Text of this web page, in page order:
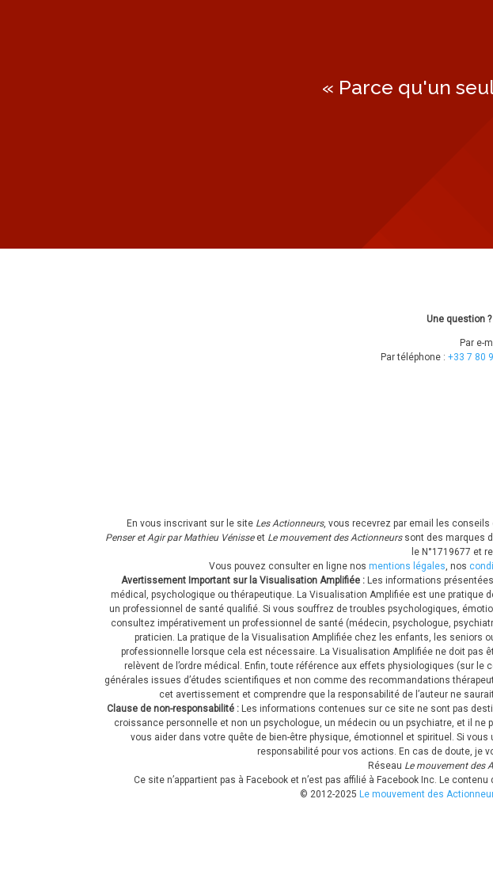
« Parce qu'un
Une question
Par e-
Par téléphone : +33 7 80
En vous inscrivant sur le site Les Actionneurs, vous recevrez par email les
Penser et Agir par Mathieu Vénisse et Le mouvement des Actionneurs sont des marques
le N°1719677 et
Vous pouvez consulter en ligne nos mentions légales, nos
Avertissement Important sur la Visualisation Amplifiée : Les informations
médical, psychologique ou thérapeutique. La Visualisation Amplifiée est une
un professionnel de santé qualifié. Si vous souffrez de troubles psychologiques,
consultez impérativement un professionnel de santé (médecin, psychologue,
praticien. La pratique de la Visualisation Amplifiée chez les enfants, les seniors
professionnelle lorsque cela est nécessaire. La Visualisation Amplifiée ne doit pas
relèvent de l’ordre médical. Enfin, toute référence aux effets physiologiques (sur
générales issues d’études scientifiques et non comme des recommandations
cet avertissement et comprendre que la responsabilité de l’auteur ne
Clause de non-responsabilité : Les informations contenues sur ce site ne sont pas
croissance personnelle et non un psychologue, un médecin ou un psychiatre, et il
vous aider dans votre quête de bien-être physique, émotionnel et spirituel. Si
responsabilité pour vos actions. En cas de doute, je
Réseau Le mouvement des
Ce site n’appartient pas à Facebook et n’est pas affilié à Facebook Inc. Le
© 2012-2025 Le mouvement des